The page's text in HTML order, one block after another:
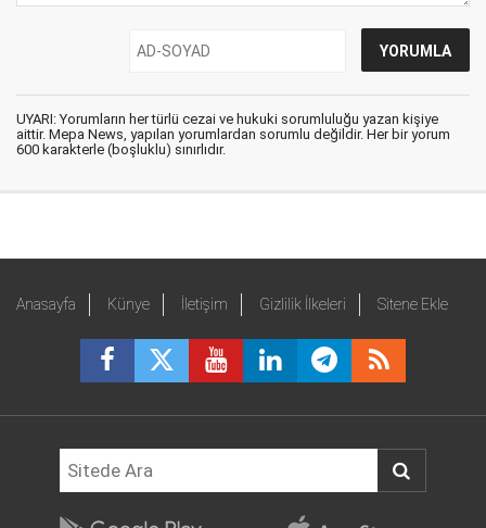
UYARI: Yorumların her türlü cezai ve hukuki sorumluluğu yazan kişiye
aittir. Mepa News, yapılan yorumlardan sorumlu değildir. Her bir yorum
600 karakterle (boşluklu) sınırlıdır.
Anasayfa Künye İletişim Gizlilik İlkeleri Sitene Ekle